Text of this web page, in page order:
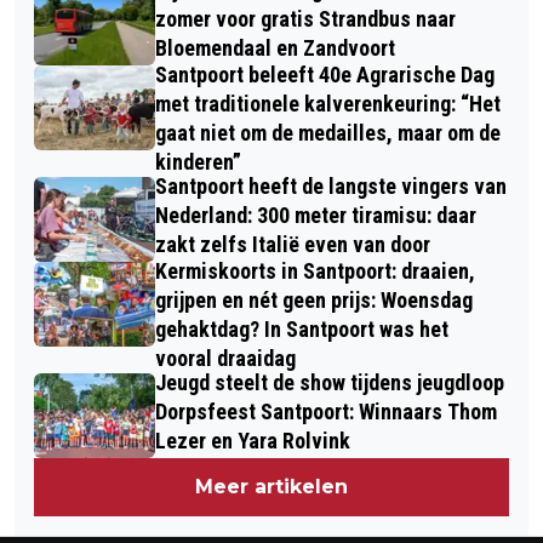
OMGEVING – BUUV HAARLEM (VWC-
BUUV) ZETTEN VRIJWILLIGERS IN HET
ZONNETJE
NATUURLIEFHEBBERS AAN DE SLAG
IN AMSTERDAMSE
WATERLEIDINGDUINEN
zomer voor gratis Strandbus naar
Bloemendaal en Zandvoort
Santpoort beleeft 40e Agrarische Dag
met traditionele kalverenkeuring: “Het
gaat niet om de medailles, maar om de
kinderen”
Santpoort heeft de langste vingers van
Nederland: 300 meter tiramisu: daar
zakt zelfs Italië even van door
Kermiskoorts in Santpoort: draaien,
grijpen en nét geen prijs: Woensdag
gehaktdag? In Santpoort was het
vooral draaidag
Jeugd steelt de show tijdens jeugdloop
Dorpsfeest Santpoort: Winnaars Thom
Lezer en Yara Rolvink
Meer artikelen